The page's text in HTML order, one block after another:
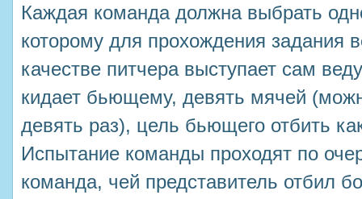
Каждая команда должна выбрать
которому для прохождения задания
качестве питчера выступает сам
кидает бьющему, девять мячей
девять раз), цель бьющего отбить
Испытание команды проходят по
команда, чей представитель отбил